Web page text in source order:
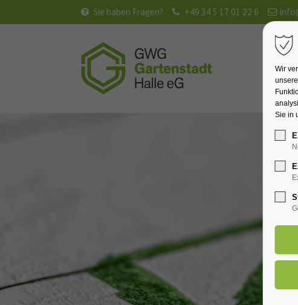
Sie haben Fragen? +49 34 5 17 01 22 6
Wir
Sie in